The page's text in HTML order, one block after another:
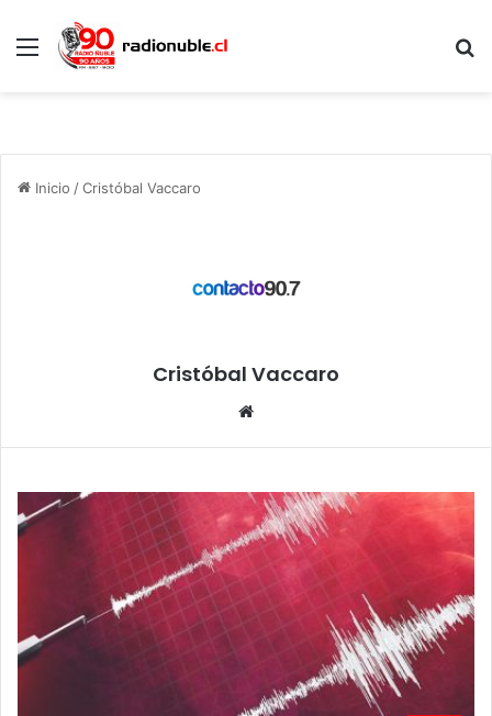
Menú
Inicio /Cristóbal Vaccaro
Cristóbal Vaccaro
b